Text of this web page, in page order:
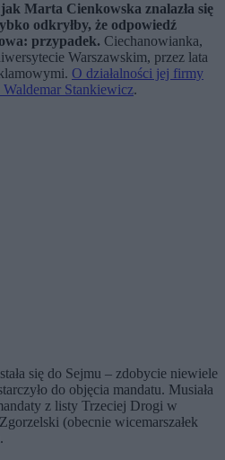
Marta Cienkowska znalazła się
odkryłby, że odpowiedź
przypadek. Ciechanowianka,
Warszawskim, przez lata
O działalności jej firmy
Waldemar Stankiewicz.
się do Sejmu – zdobycie niewiele
do objęcia mandatu. Musiała
z listy Trzeciej Drogi w
(obecnie wicemarszałek